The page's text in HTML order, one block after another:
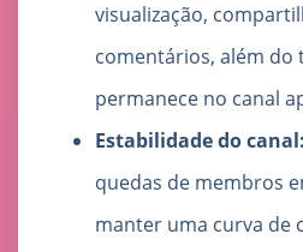
visualização,
comentários, além do
permanece no canal
Estabilidade do canal:
quedas de membros
manter uma curva de